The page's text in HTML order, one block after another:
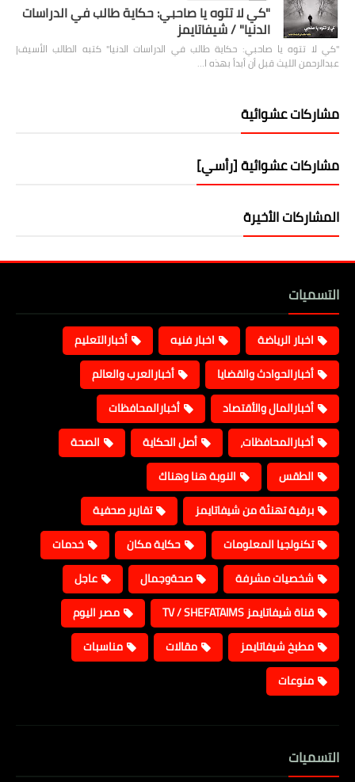
"كي لا تتوه يا صاحبي: حكاية طالب في الدراسات
الدنيا" / شيفاتايمز
"كي لا تتوه يا صاحبي: حكاية طالب في الدراسات الدنيا" كتبه الطالب الأسيف|
عبدالرحمن الليث قبل أن أبدأ بهذه ا…
مشاركات عشوائية
مشاركات عشوائية [رأسي]
المشاركات الأخيرة
التسميات
اخبار الرياضة اخبار فنيه
أخبارالتعليم
أخبارالحوادث والقضايا
أخبارالعرب والعالم
أخبارالمال والأقتصاد
أخبارالمحافظات
أخبارالمحافظات،
أصل الحكاية
الصحة
الطقس
النوبة هنا وهناك
برقية تهنئة من شيفاتايمز
تقارير صحفية
تكنولجيا المعلومات
حكاية مكان
خدمات
شخصيات مشرفة
صحةوجمال
عاجل
قناة شيفاتايمز TV / SHEFATAIMS
مصر اليوم
مطبخ شيفاتايمز
مقالات
مناسبات
منوعات
التسميات